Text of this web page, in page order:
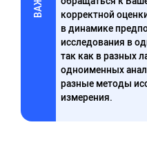
корректной
в динамике
исследования в
так как в разных
одноименных
разные методы
измерения.